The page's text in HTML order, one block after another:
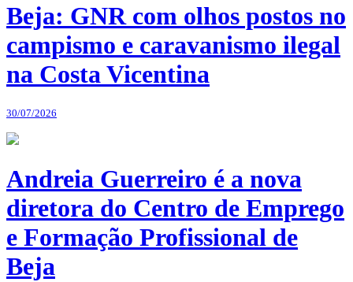
Beja: GNR com olhos postos no
campismo e caravanismo ilegal
na Costa Vicentina
30/07/2026
Andreia Guerreiro é a nova
diretora do Centro de Emprego
e Formação Profissional de
Beja